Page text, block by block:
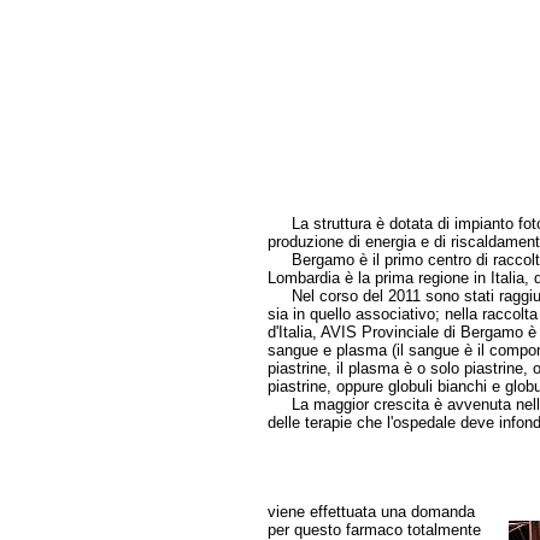
La struttura è dotata di impianto
produzione di energia e di
Bergamo è il primo centro di
Lombardia è la prima regione in
Nel corso del 2011 sono stati
sia in quello associativo; nella
d'Italia, AVIS Provinciale di Bergamo
sangue e plasma (il sangue è il
piastrine, il plasma è o solo piastrine,
piastrine, oppure globuli bianchi e
La maggior crescita è avvenuta
delle terapie che l'ospedale deve
viene effettuata una domanda
per questo farmaco totalmente